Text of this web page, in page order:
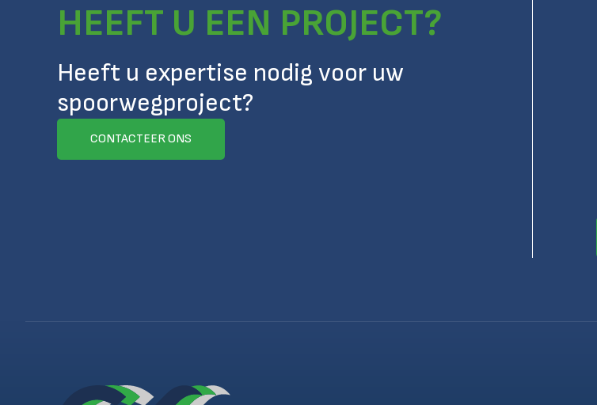
HEEFT U EEN PROJECT?
Heeft u expertise nodig voor uw
spoorwegproject?
CONTACTEER ONS